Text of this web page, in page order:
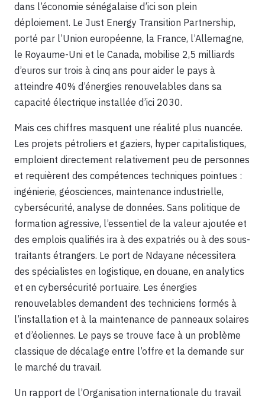
dans l’économie sénégalaise d’ici son plein
déploiement. Le Just Energy Transition Partnership,
porté par l’Union européenne, la France, l’Allemagne,
le Royaume-Uni et le Canada, mobilise 2,5 milliards
d’euros sur trois à cinq ans pour aider le pays à
atteindre 40% d’énergies renouvelables dans sa
capacité électrique installée d’ici 2030.
Mais ces chiffres masquent une réalité plus nuancée.
Les projets pétroliers et gaziers, hyper capitalistiques,
emploient directement relativement peu de personnes
et requièrent des compétences techniques pointues :
ingénierie, géosciences, maintenance industrielle,
cybersécurité, analyse de données. Sans politique de
formation agressive, l’essentiel de la valeur ajoutée et
des emplois qualifiés ira à des expatriés ou à des sous-
traitants étrangers. Le port de Ndayane nécessitera
des spécialistes en logistique, en douane, en analytics
et en cybersécurité portuaire. Les énergies
renouvelables demandent des techniciens formés à
l’installation et à la maintenance de panneaux solaires
et d’éoliennes. Le pays se trouve face à un problème
classique de décalage entre l’offre et la demande sur
le marché du travail.
Un rapport de l’Organisation internationale du travail